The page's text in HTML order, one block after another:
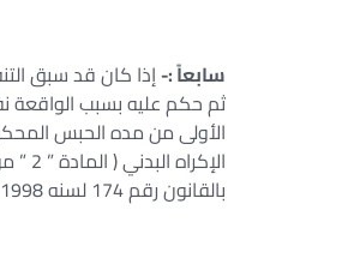
سابعاً :-
الأولى من مده الحبس
بالقانون رقم 174 لسنه 1998 ) .